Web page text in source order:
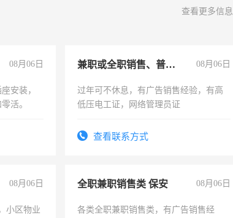
查看更多信息
08月06日
安装，
活。
兼职或全职销售、普工、维修 08月06日
过年可不休息，有广告销售经验，有高
低压电工证，网络管理员证
查看联系方式
08月06日
小区物业
全职兼职销售类 保安 08月06日
各类全职兼职销售类，有广告销售经